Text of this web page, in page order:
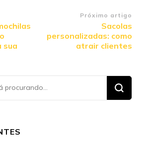
sua
Próximo artigo
Sacolas
personalizadas: como
atrair clientes